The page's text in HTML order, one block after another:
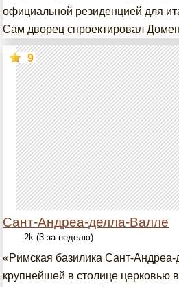
официальной резиденцией для
Сам дворец спроектировал
Сант-Андреа-делла-Валле
9
2k (3 за неделю)
«Римская базилика Сант-Андреа-
крупнейшей в столице церковью